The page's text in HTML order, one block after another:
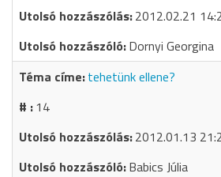
2012.02.21
Dornyi Georgina
tehetünk ellene?
14
2012.01.13
Babics Júlia